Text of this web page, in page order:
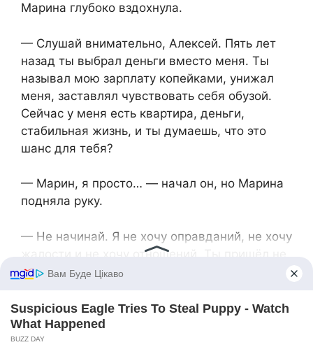
Марина глубоко вздохнула.
— Слушай внимательно, Алексей. Пять лет
назад ты выбрал деньги вместо меня. Ты
называл мою зарплату копейками, унижал
меня, заставлял чувствовать себя обузой.
Сейчас у меня есть квартира, деньги,
стабильная жизнь, и ты думаешь, что это
шанс для тебя?
— Марин, я просто… — начал он, но Марина
подняла руку.
— Не начинай. Я не хочу оправданий, не хочу
жалости и не хочу отношений. Ты пришёл не
потому, что скучал, не потому что любишь.
то, что у меня есть. Разница огромна.
Алексей нахмурился.